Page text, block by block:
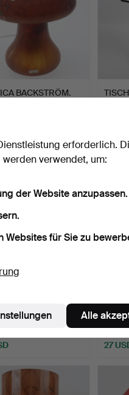
BACKSTRÖM.
22
aus Glasfaser …
28. Mai 2026
27
erforderlich.
verwendet, um:
der Website anzupassen.
für Sie zu
Alle